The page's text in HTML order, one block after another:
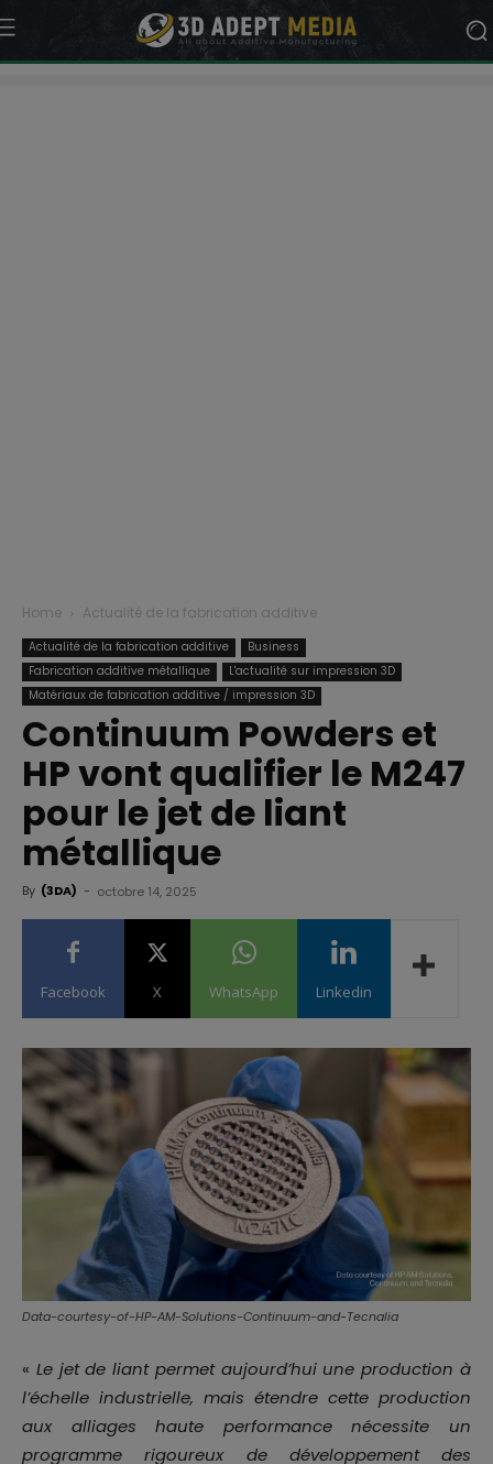
Home Actualité de la fabrication additive
Actualité de la fabrication additive
Business
Fabrication additive métallique
L'actualité sur impression 3D
Matériaux de fabrication additive / impression 3D
Continuum Powders et
HP vont qualifier le M247
pour le jet de liant
métallique
By (3DA) - octobre 14, 2025
Facebook X WhatsApp Linkedin
Data-courtesy-of-HP-AM-Solutions-Continuum-and-Tecnalia
« Le jet de liant permet aujourd’hui une production à
l’échelle industrielle, mais étendre cette production
aux alliages haute performance nécessite un
programme rigoureux de développement des